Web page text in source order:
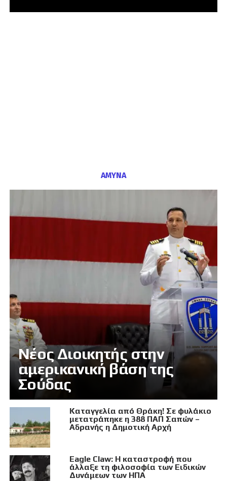
ΑΜΥΝΑ
Νέος Διοικητής στην
αμερικανική βάση της
Σούδας
Καταγγελία από Θράκη! Σε φυλάκιο
μετατράπηκε η 388 ΠΑΠ Σαπών –
Αδρανής η Δημοτική Αρχή
Eagle Claw: Η καταστροφή που
άλλαξε τη φιλοσοφία των Ειδικών
Δυνάμεων των ΗΠΑ